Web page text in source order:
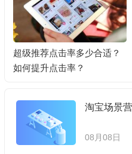
超级推荐点击率多少合适？
如何提升点击率？
淘宝场景
08月08日